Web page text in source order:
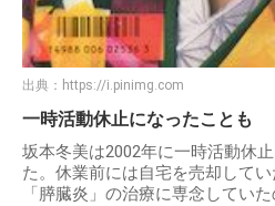
出典： https://i.pinimg.com
一時活動休止になったことも
坂本冬美は2002年に一時活動休
た。休業前には自宅を売却してい
「膵臓炎」の治療に専念していた